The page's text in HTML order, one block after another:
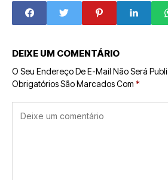
Tecnológico
DEIXE UM COMENTÁRIO
O Seu Endereço De E-Mail Não Será
Obrigatórios São Marcados Com *